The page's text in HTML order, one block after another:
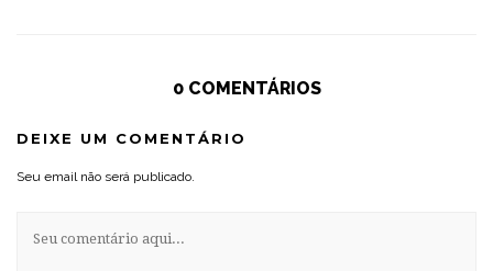
0 COMENTÁRIOS
DEIXE UM COMENTÁRIO
Seu email não será publicado.